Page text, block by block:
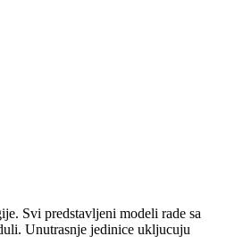
Svi predstavljeni modeli rade sa
Unutrasnje jedinice ukljucuju